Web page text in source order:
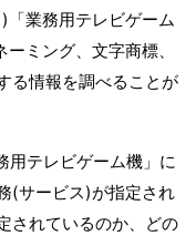
業務用テレビゲーム
ミング、文字商標、
る情報を調べることが
用テレビゲーム機」に
(サービス)が指定され
されているのか、どの